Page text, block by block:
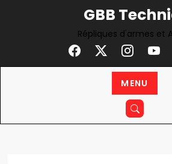
GBB
Répliques d'armes et
MENU